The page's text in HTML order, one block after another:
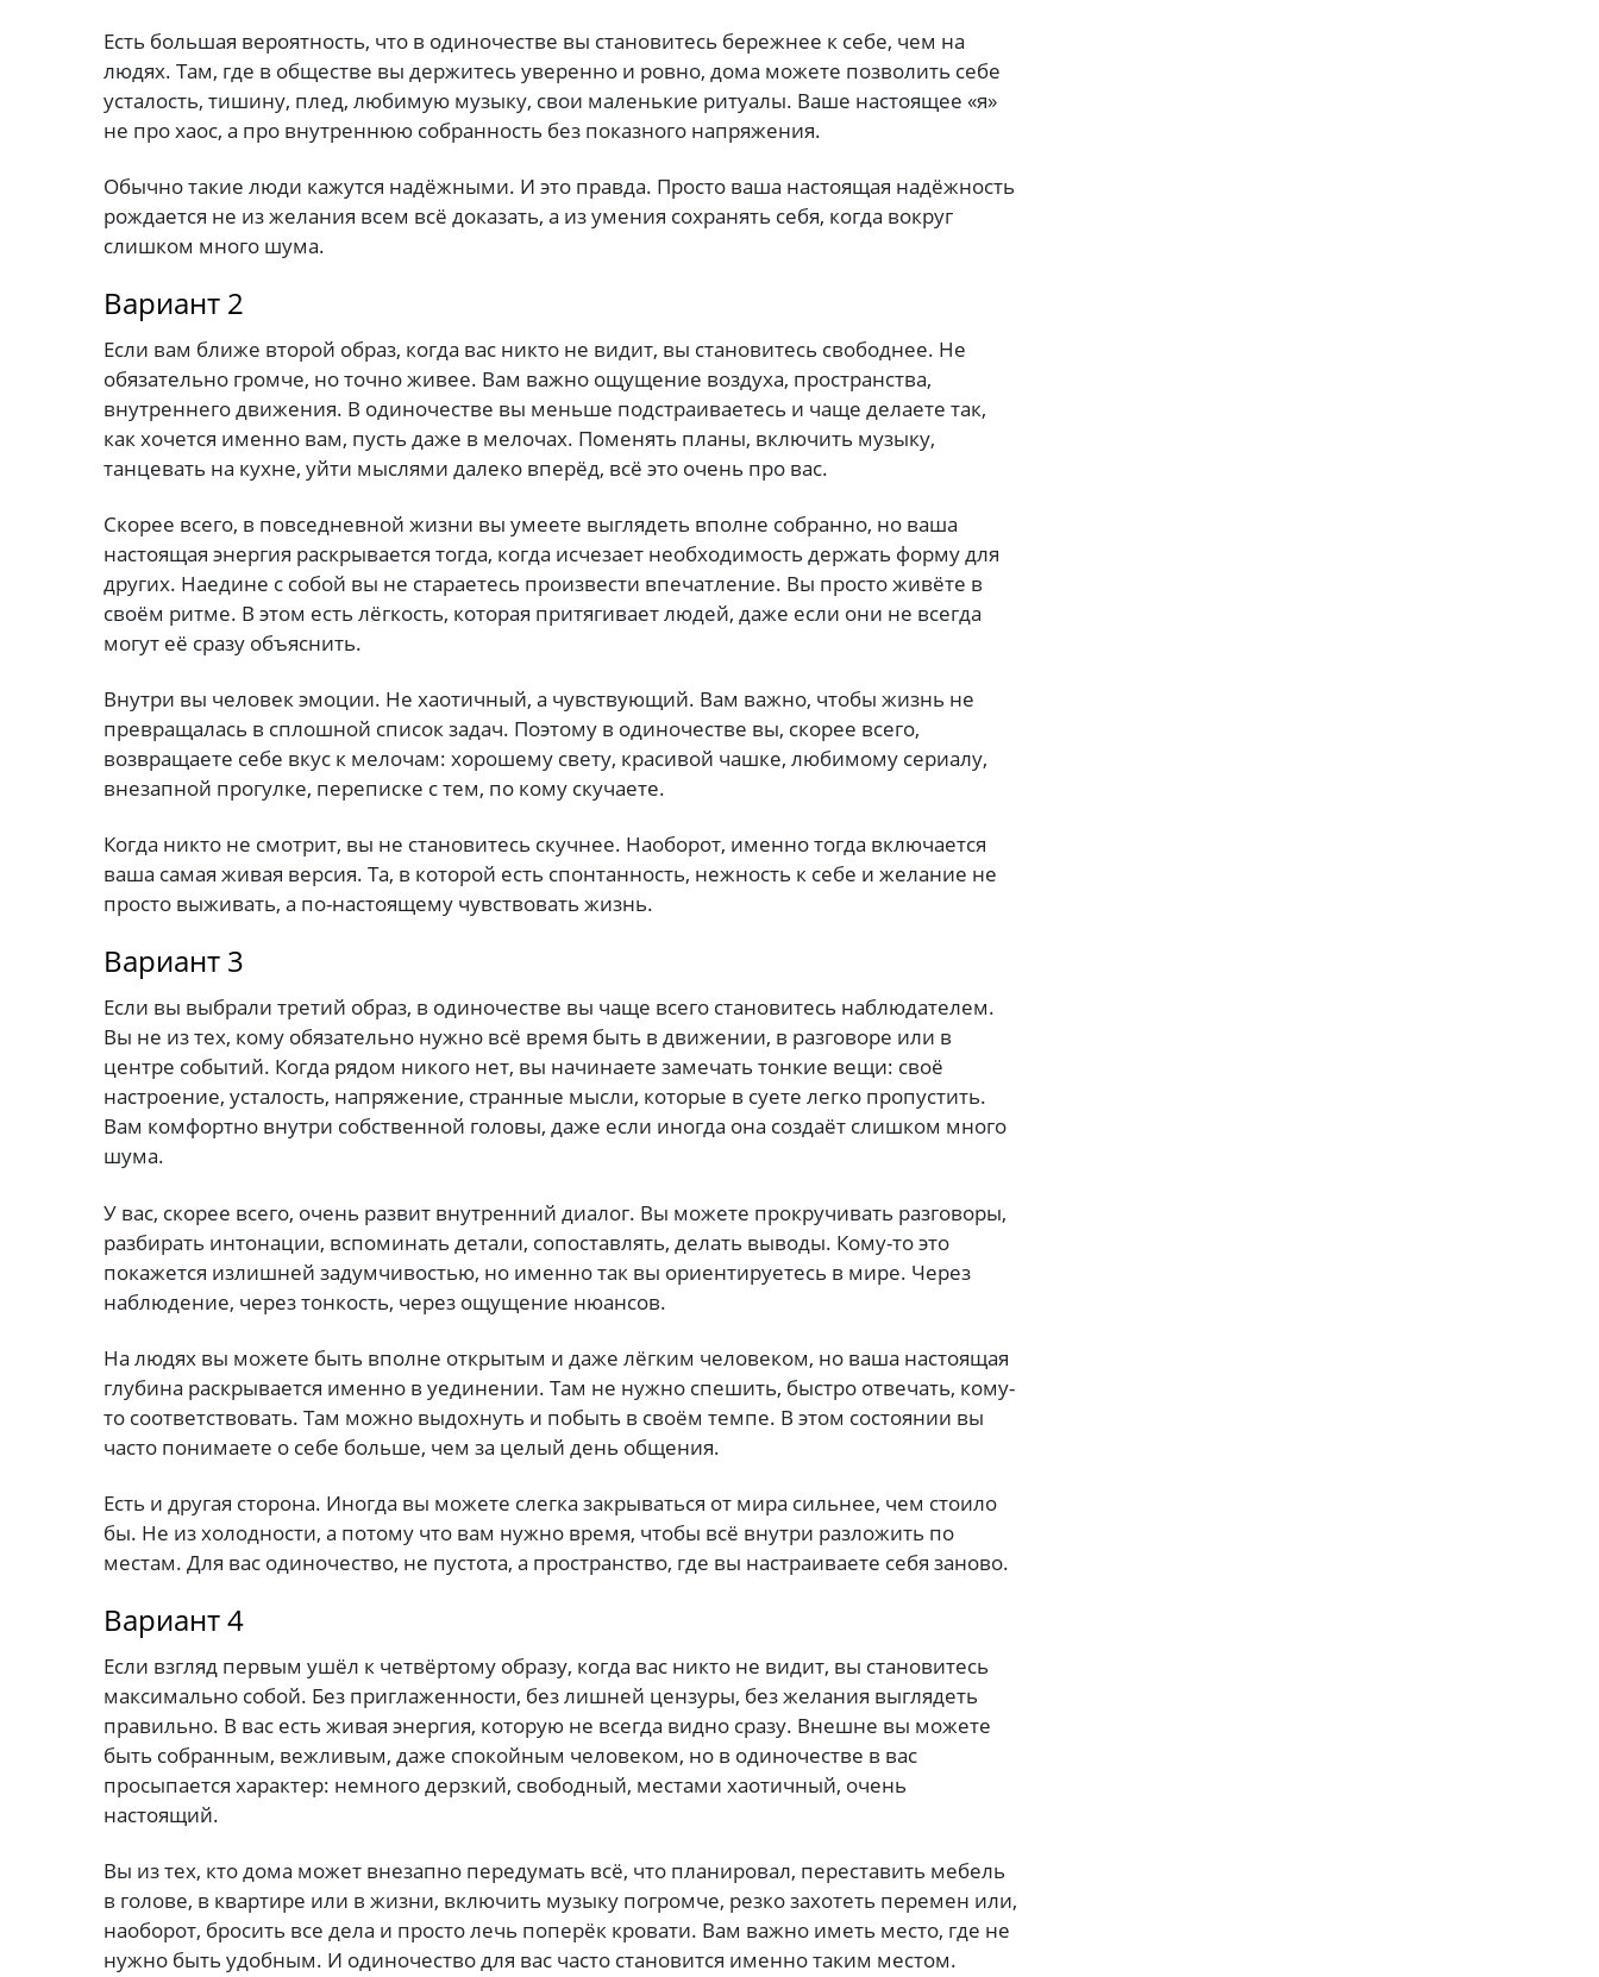
Есть большая вероятность, что в одиночестве вы становитесь бережнее к себе, чем на
людях. Там, где в обществе вы держитесь уверенно и ровно, дома можете позволить себе
усталость, тишину, плед, любимую музыку, свои маленькие ритуалы. Ваше настоящее «я»
не про хаос, а про внутреннюю собранность без показного напряжения.
Обычно такие люди кажутся надёжными. И это правда. Просто ваша настоящая надёжность
рождается не из желания всем всё доказать, а из умения сохранять себя, когда вокруг
слишком много шума.
Вариант 2
Если вам ближе второй образ, когда вас никто не видит, вы становитесь свободнее. Не
обязательно громче, но точно живее. Вам важно ощущение воздуха, пространства,
внутреннего движения. В одиночестве вы меньше подстраиваетесь и чаще делаете так,
как хочется именно вам, пусть даже в мелочах. Поменять планы, включить музыку,
танцевать на кухне, уйти мыслями далеко вперёд, всё это очень про вас.
Скорее всего, в повседневной жизни вы умеете выглядеть вполне собранно, но ваша
настоящая энергия раскрывается тогда, когда исчезает необходимость держать форму для
других. Наедине с собой вы не стараетесь произвести впечатление. Вы просто живёте в
своём ритме. В этом есть лёгкость, которая притягивает людей, даже если они не всегда
могут её сразу объяснить.
Внутри вы человек эмоции. Не хаотичный, а чувствующий. Вам важно, чтобы жизнь не
превращалась в сплошной список задач. Поэтому в одиночестве вы, скорее всего,
возвращаете себе вкус к мелочам: хорошему свету, красивой чашке, любимому сериалу,
внезапной прогулке, переписке с тем, по кому скучаете.
Когда никто не смотрит, вы не становитесь скучнее. Наоборот, именно тогда включается
ваша самая живая версия. Та, в которой есть спонтанность, нежность к себе и желание не
просто выживать, а по-настоящему чувствовать жизнь.
Вариант 3
Если вы выбрали третий образ, в одиночестве вы чаще всего становитесь наблюдателем.
Вы не из тех, кому обязательно нужно всё время быть в движении, в разговоре или в
центре событий. Когда рядом никого нет, вы начинаете замечать тонкие вещи: своё
настроение, усталость, напряжение, странные мысли, которые в суете легко пропустить.
Вам комфортно внутри собственной головы, даже если иногда она создаёт слишком много
шума.
У вас, скорее всего, очень развит внутренний диалог. Вы можете прокручивать разговоры,
разбирать интонации, вспоминать детали, сопоставлять, делать выводы. Кому-то это
покажется излишней задумчивостью, но именно так вы ориентируетесь в мире. Через
наблюдение, через тонкость, через ощущение нюансов.
На людях вы можете быть вполне открытым и даже лёгким человеком, но ваша настоящая
глубина раскрывается именно в уединении. Там не нужно спешить, быстро отвечать, кому-
то соответствовать. Там можно выдохнуть и побыть в своём темпе. В этом состоянии вы
часто понимаете о себе больше, чем за целый день общения.
Есть и другая сторона. Иногда вы можете слегка закрываться от мира сильнее, чем стоило
бы. Не из холодности, а потому что вам нужно время, чтобы всё внутри разложить по
местам. Для вас одиночество, не пустота, а пространство, где вы настраиваете себя заново.
Вариант 4
Если взгляд первым ушёл к четвёртому образу, когда вас никто не видит, вы становитесь
максимально собой. Без приглаженности, без лишней цензуры, без желания выглядеть
правильно. В вас есть живая энергия, которую не всегда видно сразу. Внешне вы можете
быть собранным, вежливым, даже спокойным человеком, но в одиночестве в вас
просыпается характер: немного дерзкий, свободный, местами хаотичный, очень
настоящий.
Вы из тех, кто дома может внезапно передумать всё, что планировал, переставить мебель
в голове, в квартире или в жизни, включить музыку погромче, резко захотеть перемен или,
наоборот, бросить все дела и просто лечь поперёк кровати. Вам важно иметь место, где не
нужно быть удобным. И одиночество для вас часто становится именно таким местом.